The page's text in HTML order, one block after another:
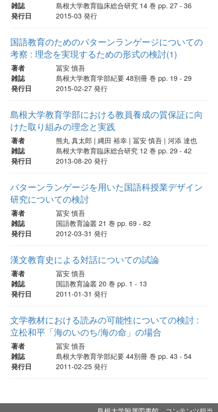
雑誌
島根大学教育臨床総合研究 14 巻 pp. 27 - 36
発行日
2015-03 発行
国語教育のためのパターンランゲージについての
考察 : 理念を実現するための形式の検討(1)
著者
冨安 慎吾
雑誌
島根大学教育学部紀要 48別冊 巻 pp. 19 - 29
発行日
2015-02-27 発行
島根大学教育学部における教員養成の質保証に向
けた取り組みの理念と実践
著者
熊丸 真太郎 | 縄田 裕幸 | 冨安 慎吾 | 河添 達也
雑誌
島根大学教育臨床総合研究 12 巻 pp. 29 - 42
発行日
2013-08-20 発行
パターンランゲージを用いた国語科授業デザイン
研究についての検討
著者
冨安 慎吾
雑誌
国語教育論叢 21 巻 pp. 69 - 82
発行日
2012-03-31 発行
漢文教育史による対話についての試論
著者
冨安 慎吾
雑誌
国語教育論叢 20 巻 pp. 1 - 13
発行日
2011-01-31 発行
文学教材における読みの可能性についての検討 :
立松和平「海のいのち/海の命」の場合
著者
冨安 慎吾
雑誌
島根大学教育学部紀要 44別冊 巻 pp. 43 - 54
発行日
2011-02-25 発行